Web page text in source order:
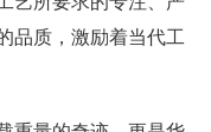
品质，激励着当代工